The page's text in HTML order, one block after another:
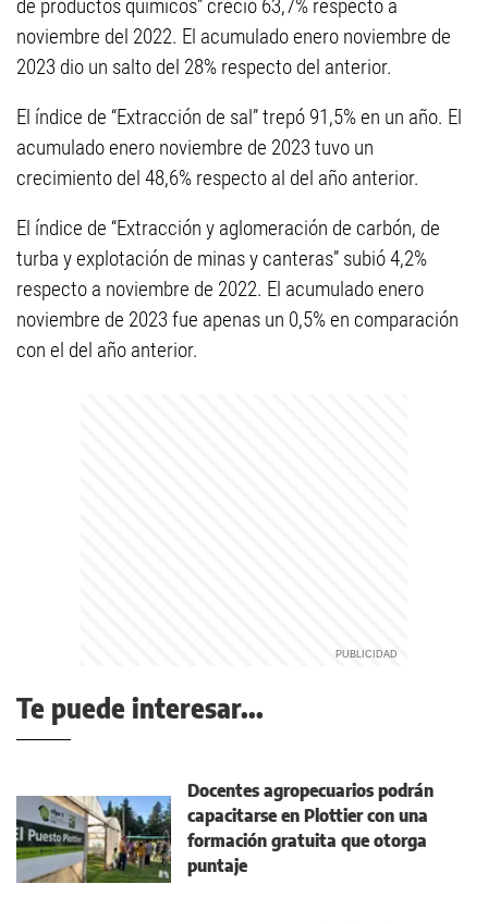
de productos químicos” creció 63,7% respecto a
noviembre del 2022. El acumulado enero noviembre de
2023 dio un salto del 28% respecto del anterior.
El índice de “Extracción de sal” trepó 91,5% en un año. El
acumulado enero noviembre de 2023 tuvo un
crecimiento del 48,6% respecto al del año anterior.
El índice de “Extracción y aglomeración de carbón, de
turba y explotación de minas y canteras” subió 4,2%
respecto a noviembre de 2022. El acumulado enero
noviembre de 2023 fue apenas un 0,5% en comparación
con el del año anterior.
Te puede interesar...
Docentes agropecuarios podrán
capacitarse en Plottier con una
formación gratuita que otorga
puntaje